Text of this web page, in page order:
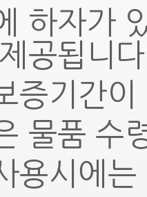
하자가
공됩니
증기간
물품 수
용시에